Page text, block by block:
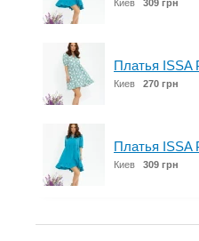
Киев 309 грн
Платья ISSA
Киев 270 грн
Платья ISSA
Киев 309 грн